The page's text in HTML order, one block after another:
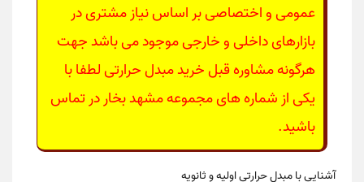
عمومی و اختصاصی بر اساس نیاز مشتری در
بازارهای داخلی و خارجی موجود می باشد جهت
هرگونه مشاوره قبل خرید مبدل حرارتی لطفا با
یکی از شماره های مجموعه مشهد بخار در تماس
باشید.
آشنایی با مبدل حرارتی اولیه و ثانویه